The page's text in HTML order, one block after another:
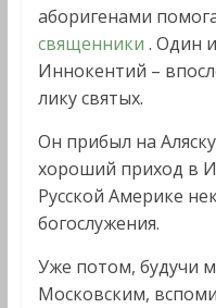
аборигенами
священники . Один
Иннокентий –
лику святых.
Он прибыл на
хороший приход в
Русской Америке
богослужения.
Уже потом, будучи
Московским,